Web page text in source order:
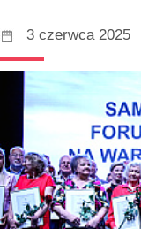
3 czerwca 2025